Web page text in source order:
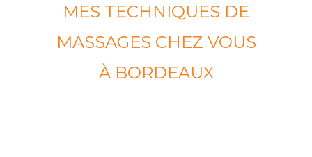
MES TECHNIQUES DE
MASSAGES CHEZ VOUS
À BORDEAUX